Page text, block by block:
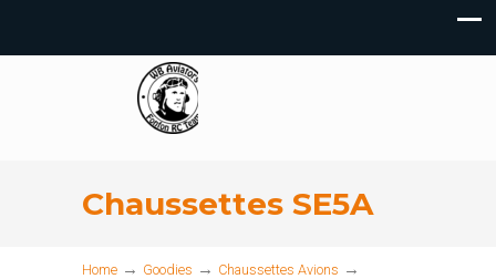
Chaussettes SE5A
Home → Goodies → Chaussettes Avions →